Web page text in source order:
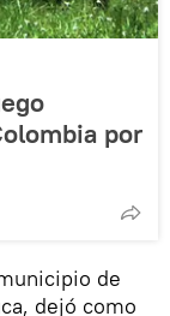
por
de
dejó como